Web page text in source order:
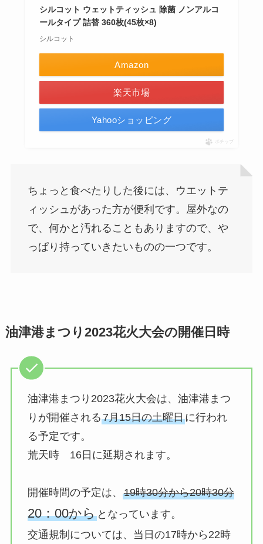
シルコット ウェットティッシュ 除菌 ノンアルコ
ールタイプ 詰替 360枚(45枚×8)
シルコット
Amazon
楽天市場
Yahooショッピング
ポチップ
ちょっと食べたりした後には、ウエットテ
ィッシュがあった方が便利です。屋外なの
で、何かと汚れることもありますので、や
っぱり持っていきたいものの一つです。
油津港まつり2023花火大会の開催日時
油津港まつり2023花火大会は、油津港まつ
りが開催される7月15日の土曜日に行われ
る予定です。
荒天時 16日に延期されます。
開催時間の予定は、 19時30分から20時30分
20：00からとなっています。
交通規制については、当日の17時から22時